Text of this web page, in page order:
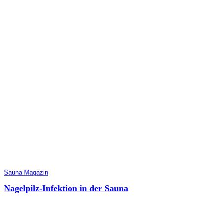
Sauna Magazin
Nagelpilz-Infektion in der Sauna